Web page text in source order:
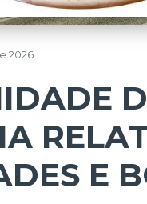
2026
E